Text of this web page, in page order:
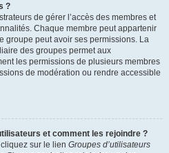
?
de gérer l’accès des membres et
Chaque membre peut appartenir
groupe peut avoir ses permissions. La
des groupes permet aux
les permissions de plusieurs membres
de modération ou rendre accessible
et comment les rejoindre ?
sur le lien Groupes d’utilisateurs